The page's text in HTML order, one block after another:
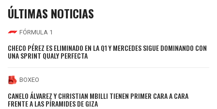
ÚLTIMAS NOTICIAS
FÓRMULA 1
CHECO PÉREZ ES ELIMINADO EN LA Q1 Y MERCEDES SIGUE DOMINANDO CON
UNA SPRINT QUALY PERFECTA
BOXEO
CANELO ÁLVAREZ Y CHRISTIAN MBILLI TIENEN PRIMER CARA A CARA
FRENTE A LAS PÍRAMIDES DE GIZA